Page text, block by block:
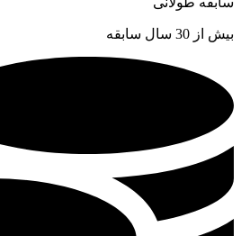
بیش از 30 سال سابقه